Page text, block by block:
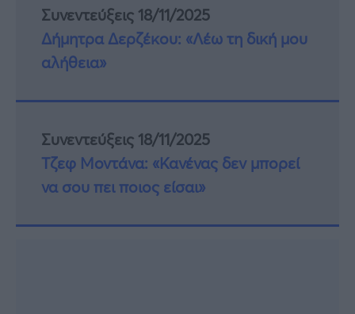
Συνεντεύξεις 18/11/2025
Δήμητρα Δερζέκου: «Λέω τη δική μου
αλήθεια»
Συνεντεύξεις 18/11/2025
Τζεφ Μοντάνα: «Κανένας δεν μπορεί
να σου πει ποιος είσαι»